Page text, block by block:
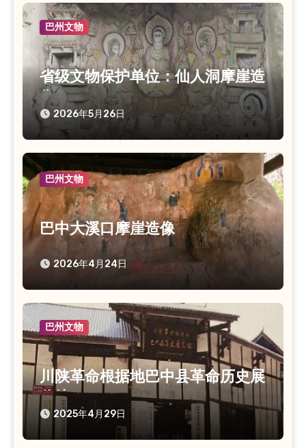
巴州文物
省级文物保护单位：仙人洞摩崖造
像
2026年5月26日
巴州文物
巴中大溪口摩崖造像
2026年4月24日
巴州文物
川陕革命根据地巴中县革命历史展
览馆
2025年4月29日